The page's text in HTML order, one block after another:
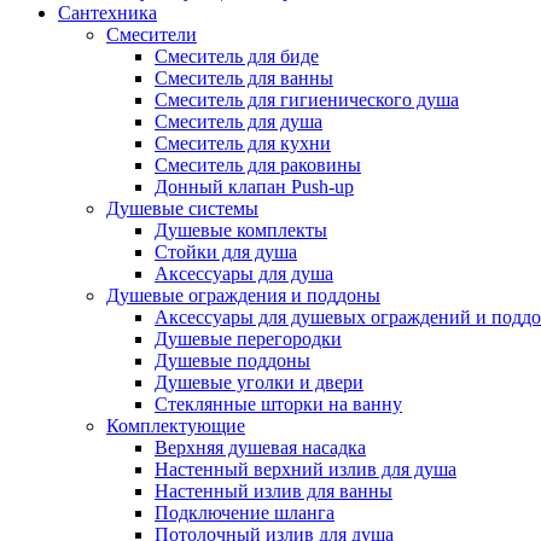
Сантехника
Смесители
Смеситель для биде
Смеситель для ванны
Смеситель для гигиенического душа
Смеситель для душа
Смеситель для кухни
Смеситель для раковины
Донный клапан Push-up
Душевые системы
Душевые комплекты
Стойки для душа
Аксессуары для душа
Душевые ограждения и поддоны
Аксессуары для душевых ограждений и
Душевые перегородки
Душевые поддоны
Душевые уголки и двери
Стеклянные шторки на ванну
Комплектующие
Верхняя душевая насадка
Настенный верхний излив для душа
Настенный излив для ванны
Подключение шланга
Потолочный излив для душа